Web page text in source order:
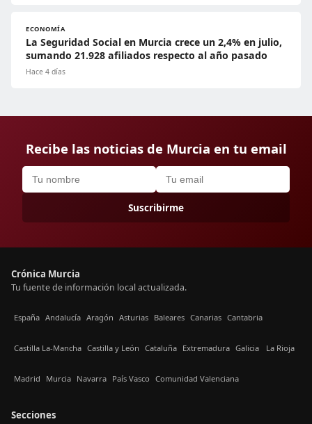
ECONOMÍA
La Seguridad Social en Murcia crece un 2,4% en julio,
sumando 21.928 afiliados respecto al año pasado
Hace 4 días
Recibe las noticias de Murcia en tu email
Suscribirme
Crónica Murcia
Tu fuente de información local actualizada.
España Andalucía Aragón Asturias Baleares Canarias Cantabria
Castilla La-Mancha Castilla y León Cataluña Extremadura Galicia La Rioja
Madrid Murcia Navarra País Vasco Comunidad Valenciana
Secciones